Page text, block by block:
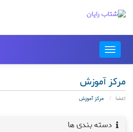
Toggle
navigation
مرکز آموزش
اعضا مرکز آموزش
دسته بندی ها